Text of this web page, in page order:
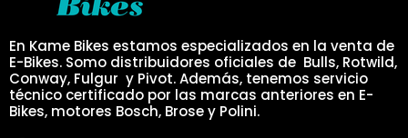
En Kame Bikes estamos especializados en la venta de
E-Bikes. Somo distribuidores oficiales de Bulls, Rotwild,
Conway, Fulgur y Pivot. Además, tenemos servicio
técnico certificado por las marcas anteriores en E-
Bikes, motores Bosch, Brose y Polini.